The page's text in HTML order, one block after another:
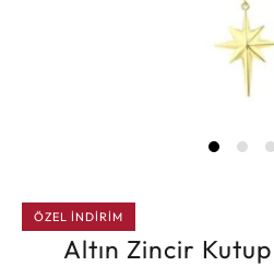
ÖZEL İNDİRİM
Altın Zincir Kutup